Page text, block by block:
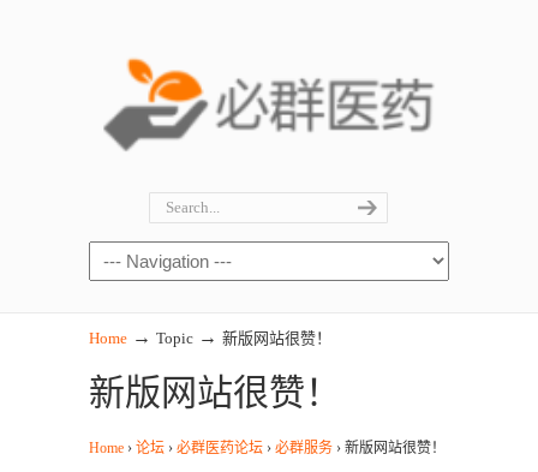
Home → Topic → 新版网站很赞！
新版网站很赞！
Home › 论坛 › 必群医药论坛 › 必群服务 › 新版网站很赞！